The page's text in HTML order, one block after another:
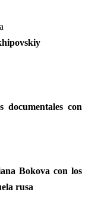
documentales con
Bokova con los
rusa